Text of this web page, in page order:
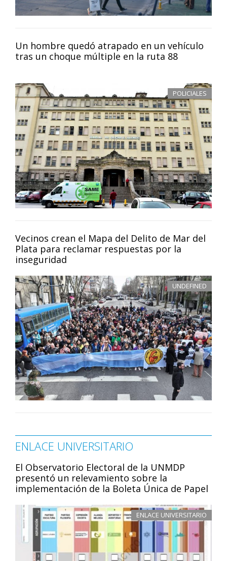
Un hombre quedó atrapado en un vehículo
tras un choque múltiple en la ruta 88
POLICIALES
Vecinos crean el Mapa del Delito de Mar del
Plata para reclamar respuestas por la
inseguridad
UNDEFINED
ENLACE UNIVERSITARIO
El Observatorio Electoral de la UNMDP
presentó un relevamiento sobre la
implementación de la Boleta Única de Papel
ENLACE UNIVERSITARIO